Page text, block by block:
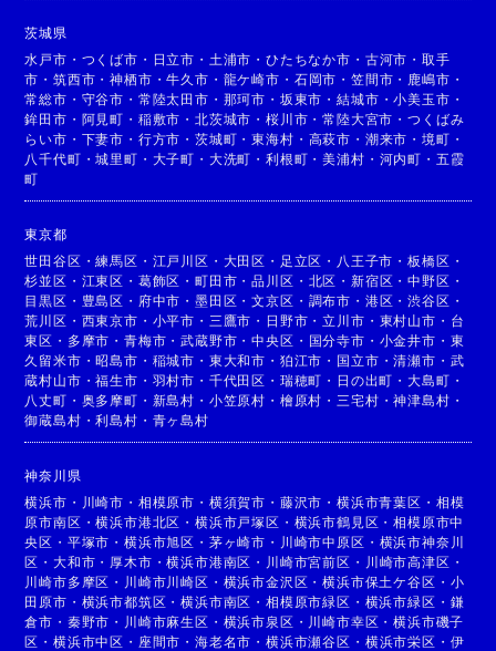
茨城県
水戸市 ・ つくば市 ・ 日立市 ・ 土浦市 ・ひたちなか市 ・ 古河市 ・ 取手
市 ・筑西市 ・神栖市 ・牛久市 ・ 龍ケ崎市 ・ 石岡市 ・ 笠間市 ・ 鹿嶋市 ・
常総市 ・ 守谷市 ・ 常陸太田市 ・ 那珂市 ・ 坂東市 ・結城市 ・小美玉市 ・
鉾田市 ・ 阿見町 ・ 稲敷市 ・北茨城市 ・桜川市 ・常陸大宮市 ・つくばみ
らい市 ・ 下妻市 ・ 行方市 ・茨城町 ・東海村 ・ 高萩市 ・ 潮来市 ・ 境町 ・
八千代町 ・城里町 ・ 大子町 ・ 大洗町 ・利根町 ・美浦村 ・ 河内町 ・ 五霞
町
東京都
世田谷区 ・練馬区 ・ 江戸川区 ・ 大田区 ・ 足立区 ・ 八王子市 ・板橋区 ・
杉並区 ・ 江東区 ・ 葛飾区 ・町田市 ・品川区 ・ 北区 ・ 新宿区 ・中野区 ・
目黒区 ・ 豊島区 ・ 府中市 ・墨田区 ・文京区 ・ 調布市 ・ 港区 ・渋谷区 ・
荒川区 ・ 西東京市 ・ 小平市 ・ 三鷹市 ・ 日野市 ・立川市 ・ 東村山市 ・ 台
東区 ・ 多摩市 ・青梅市 ・武蔵野市 ・中央区 ・ 国分寺市 ・ 小金井市 ・ 東
久留米市 ・昭島市 ・ 稲城市 ・ 東大和市 ・ 狛江市 ・ 国立市 ・清瀬市 ・ 武
蔵村山市 ・福生市 ・ 羽村市 ・ 千代田区 ・ 瑞穂町 ・ 日の出町 ・大島町 ・
八丈町 ・ 奥多摩町 ・ 新島村 ・ 小笠原村 ・ 檜原村 ・ 三宅村 ・神津島村 ・
御蔵島村 ・利島村 ・ 青ヶ島村
神奈川県
横浜市 ・ 川崎市 ・ 相模原市 ・ 横須賀市 ・ 藤沢市 ・横浜市青葉区 ・ 相模
原市南区 ・横浜市港北区 ・横浜市戸塚区 ・ 横浜市鶴見区 ・相模原市中
央区 ・ 平塚市 ・横浜市旭区 ・ 茅ヶ崎市 ・ 川崎市中原区 ・ 横浜市神奈川
区 ・大和市 ・ 厚木市 ・横浜市港南区 ・ 川崎市宮前区 ・ 川崎市高津区 ・
川崎市多摩区 ・ 川崎市川崎区 ・ 横浜市金沢区 ・横浜市保土ケ谷区 ・ 小
田原市 ・ 横浜市都筑区 ・横浜市南区 ・相模原市緑区 ・ 横浜市緑区 ・ 鎌
倉市 ・ 秦野市 ・ 川崎市麻生区 ・ 横浜市泉区 ・ 川崎市幸区 ・横浜市磯子
区 ・横浜市中区 ・ 座間市 ・海老名市 ・横浜市瀬谷区 ・ 横浜市栄区 ・ 伊